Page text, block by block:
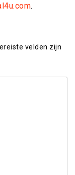
.
velden zijn